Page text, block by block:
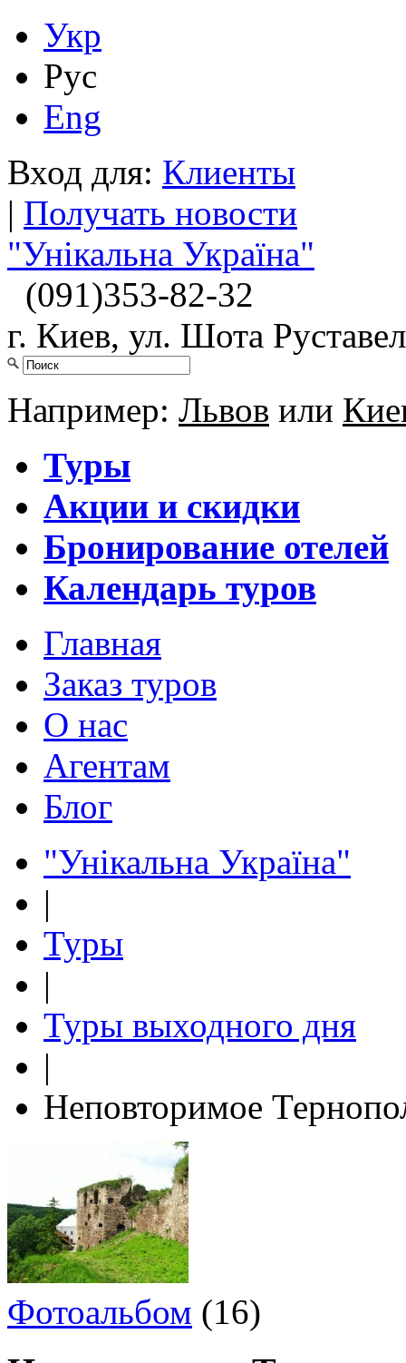
Укр
Рус
Eng
Вход для: Клиенты
| Получать новости
"Унікальна Україна"
(091)353-82-32
г. Киев, ул. Шота
Например: Львов или
Туры
Акции и скидки
Бронирование отелей
Календарь туров
Главная
Заказ туров
О нас
Агентам
Блог
"Унікальна Україна"
|
Туры
|
Туры выходного дня
|
Неповторимое
Фотоальбом (16)